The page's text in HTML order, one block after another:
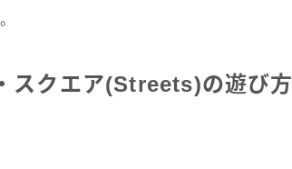
スクエア(Streets)の遊び方